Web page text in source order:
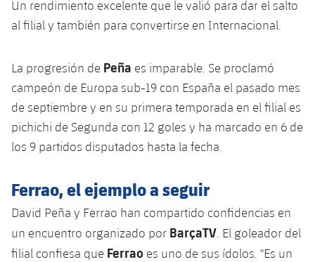
Un rendimiento excelente que le valió para dar el salto
al filial y también para convertirse en Internacional.
La progresión de Peña es imparable. Se proclamó
campeón de Europa sub-19 con España el pasado mes
de septiembre y en su primera temporada en el filial es
pichichi de Segunda con 12 goles y ha marcado en 6 de
los 9 partidos disputados hasta la fecha.
Ferrao, el ejemplo a seguir
David Peña y Ferrao han compartido confidencias en
un encuentro organizado por BarçaTV . El goleador del
filial confiesa que Ferrao es uno de sus ídolos. "Es un